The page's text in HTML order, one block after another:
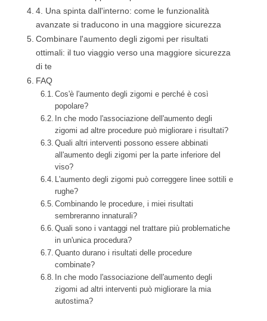
4. Una spinta dall'interno: come le funzionalità
avanzate si traducono in una maggiore sicurezza
Combinare l'aumento degli zigomi per risultati
ottimali: il tuo viaggio verso una maggiore sicurezza
di te
FAQ
Cos'è l'aumento degli zigomi e perché è così
popolare?
In che modo l'associazione dell'aumento degli
zigomi ad altre procedure può migliorare i risultati?
Quali altri interventi possono essere abbinati
all'aumento degli zigomi per la parte inferiore del
viso?
L'aumento degli zigomi può correggere linee sottili e
rughe?
Combinando le procedure, i miei risultati
sembreranno innaturali?
Quali sono i vantaggi nel trattare più problematiche
in un'unica procedura?
Quanto durano i risultati delle procedure
combinate?
In che modo l'associazione dell'aumento degli
zigomi ad altri interventi può migliorare la mia
autostima?